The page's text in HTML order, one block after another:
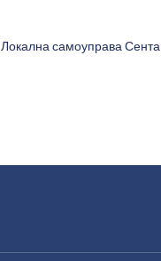
Локална самоуправа Сента